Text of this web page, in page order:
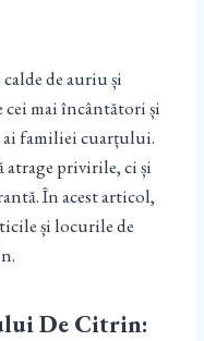
de auriu și
mai încântători și
familiei cuarțului.
privirile, ci și
În acest articol,
și locurile de
De Citrin: